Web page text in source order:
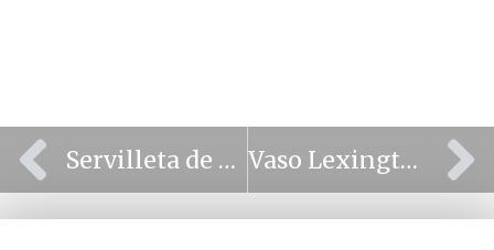
Servilleta de Tela Vaso Lexington